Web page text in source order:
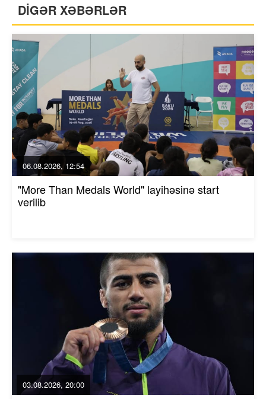
DİGƏR XƏBƏRLƏR
06.08.2026, 12:54
"More Than Medals World" layihəsinə start
verilib
03.08.2026, 20:00